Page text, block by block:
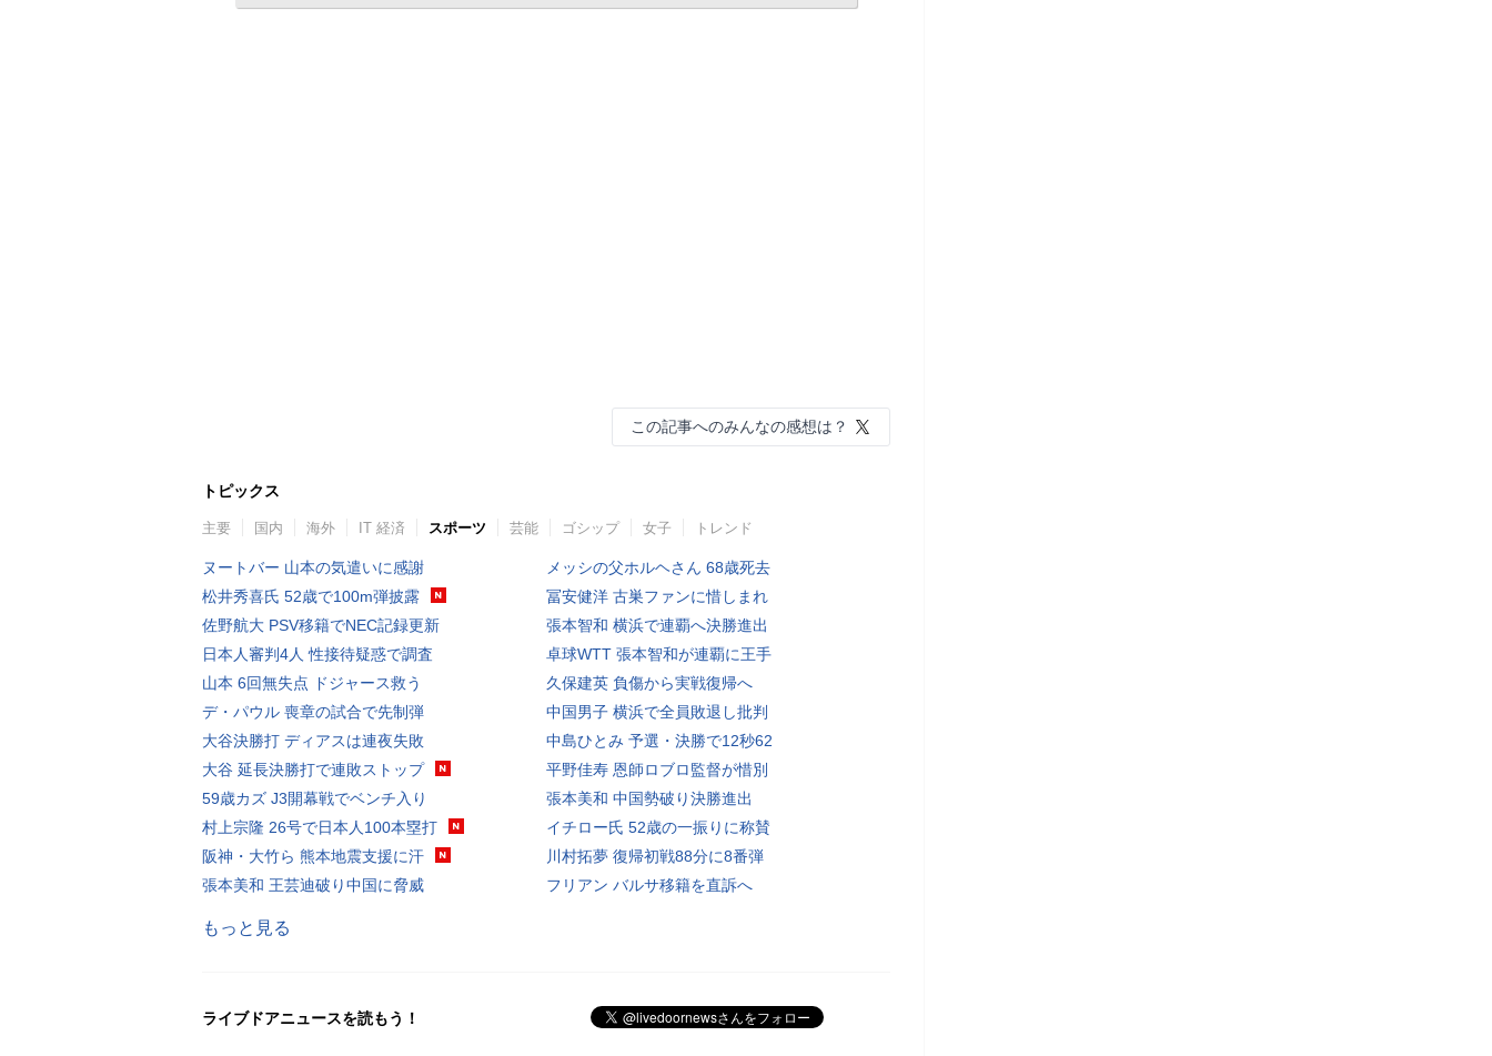
この記事へのみんなの感想は？
トピックス
主要 国内 海外 IT 経済 スポーツ 芸能 ゴシップ 女子 トレンド
ヌートバー 山本の気遣いに感謝
松井秀喜氏 52歳で100m弾披露
佐野航大 PSV移籍でNEC記録更新
日本人審判4人 性接待疑惑で調査
山本 6回無失点 ドジャース救う
デ・パウル 喪章の試合で先制弾
大谷決勝打 ディアスは連夜失敗
大谷 延長決勝打で連敗ストップ
59歳カズ J3開幕戦でベンチ入り
村上宗隆 26号で日本人100本塁打
阪神・大竹ら 熊本地震支援に汗
張本美和 王芸迪破り中国に脅威
メッシの父ホルヘさん 68歳死去
冨安健洋 古巣ファンに惜しまれ
張本智和 横浜で連覇へ決勝進出
卓球WTT 張本智和が連覇に王手
久保建英 負傷から実戦復帰へ
中国男子 横浜で全員敗退し批判
中島ひとみ 予選・決勝で12秒62
平野佳寿 恩師ロブロ監督が惜別
張本美和 中国勢破り決勝進出
イチロー氏 52歳の一振りに称賛
川村拓夢 復帰初戦88分に8番弾
フリアン バルサ移籍を直訴へ
もっと見る
ライブドアニュースを読もう！